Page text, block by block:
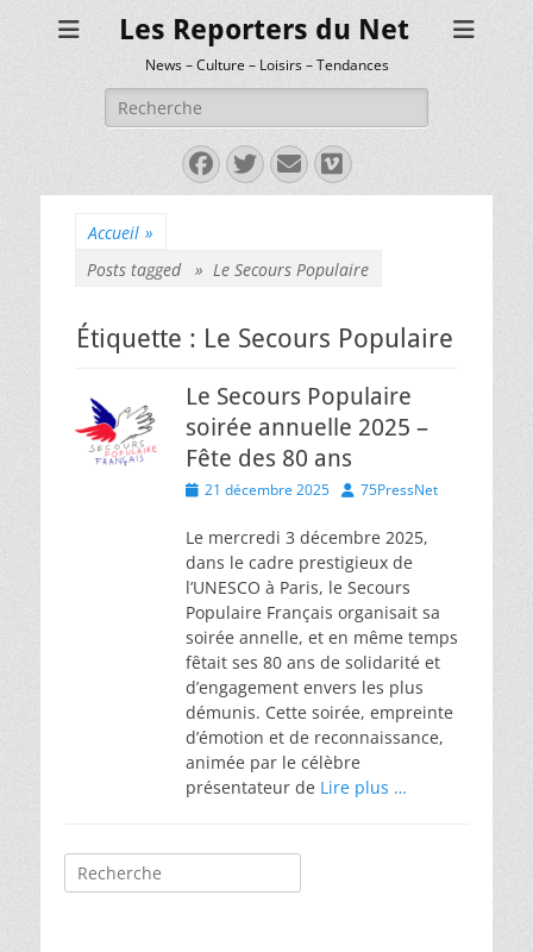
Les Reporters du Net
News – Culture – Loisirs – Tendances
Rechercher :
Facebook
Twitter
E-
mail
Vimeo
Accueil »
Posts tagged » Le Secours Populaire
Étiquette : Le Secours Populaire
Le Secours Populaire
soirée annuelle 2025 –
Fête des 80 ans
Posted
21 décembre 2025 Author
75PressNet
Le mercredi 3 décembre 2025,
dans le cadre prestigieux de
l’UNESCO à Paris, le Secours
Populaire Français organisait sa
soirée annelle, et en même temps
fêtait ses 80 ans de solidarité et
d’engagement envers les plus
démunis. Cette soirée, empreinte
d’émotion et de reconnaissance,
animée par le célèbre
présentateur de Lire plus …
Rechercher :